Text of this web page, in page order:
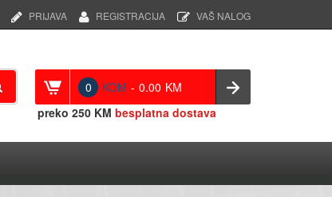
VAŠ NALOG
REGISTRACIJA
PRIJAVA
0 KOM - 0.00 KM
preko 250 KM besplatna dostava